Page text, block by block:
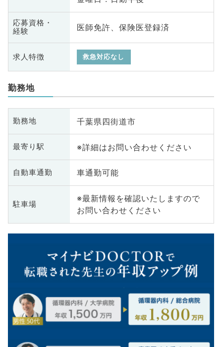
応募資格・
経験
医師免許、保険医登録済
求人特徴 救急対応なし
勤務地
勤務地 千葉県四街道市
最寄り駅 ※詳細はお問い合わせください
自動車通勤 車通勤可能
駐車場
※最新情報を確認いたしますので
お問い合わせください